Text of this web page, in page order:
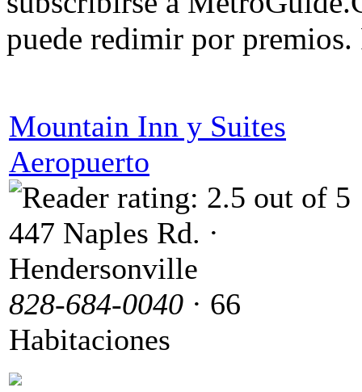
puede redimir por
Mountain Inn y Suites
Aeropuerto
447 Naples Rd. ·
Hendersonville
828-684-0040 · 66
Habitaciones